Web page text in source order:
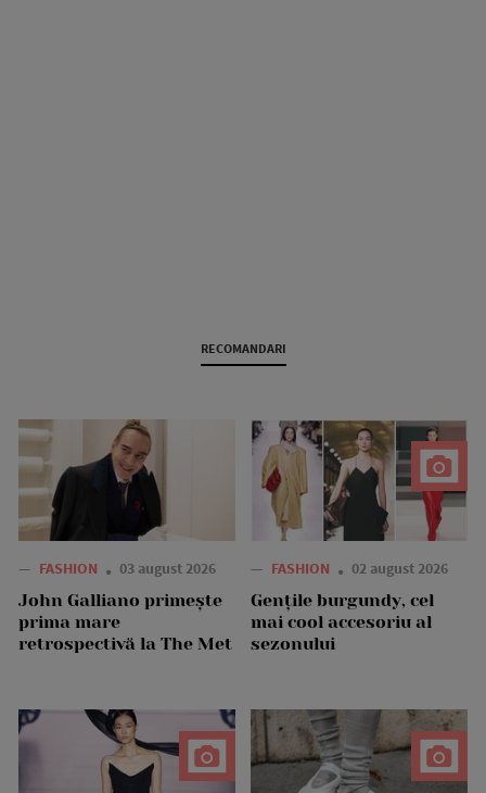
RECOMANDARI
— FASHION 03 august 2026
John Galliano primește
prima mare
retrospectivă la The Met
— FASHION 02 august 2026
Gențile burgundy, cel
mai cool accesoriu al
sezonului